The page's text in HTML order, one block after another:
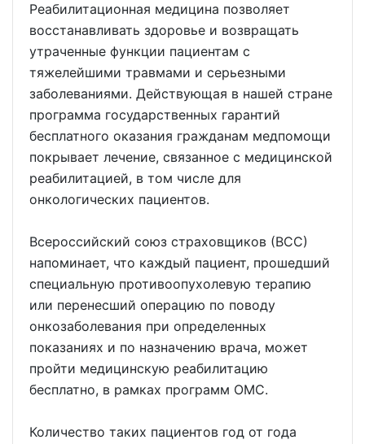
Реабилитационная медицина позволяет
восстанавливать здоровье и возвращать
утраченные функции пациентам с
тяжелейшими травмами и серьезными
заболеваниями. Действующая в нашей стране
программа государственных гарантий
бесплатного оказания гражданам медпомощи
покрывает лечение, связанное с медицинской
реабилитацией, в том числе для
онкологических пациентов.
Всероссийский союз страховщиков (ВСС)
напоминает, что каждый пациент, прошедший
специальную противоопухолевую терапию
или перенесший операцию по поводу
онкозаболевания при определенных
показаниях и по назначению врача, может
пройти медицинскую реабилитацию
бесплатно, в рамках программ ОМС.
Количество таких пациентов год от года